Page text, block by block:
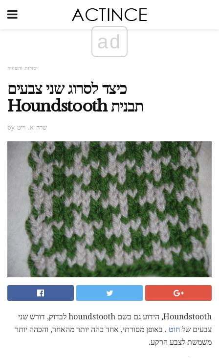
ad
יסודות והטוויה
כיצד לסרוג שני צבעים
Houndstooth תבנית
by שרה א. וייט
Houndstooth, הידוע גם בשם houndstooth לבדוק, דורש שני
צבעים של חוט . באופן מסורתי, אחד כהה יותר מהאחר, והכהה יותר
משמשת לצבע הרקע.